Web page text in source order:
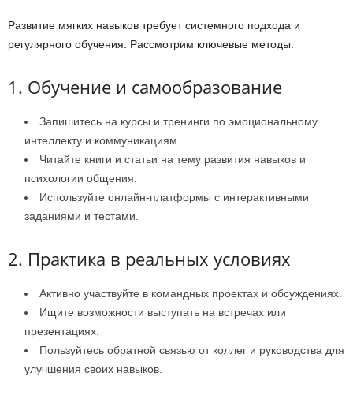
Развитие мягких навыков требует системного подхода и
регулярного обучения. Рассмотрим ключевые методы.
1. Обучение и самообразование
Запишитесь на курсы и тренинги по эмоциональному
интеллекту и коммуникациям.
Читайте книги и статьи на тему развития навыков и
психологии общения.
Используйте онлайн-платформы с интерактивными
заданиями и тестами.
2. Практика в реальных условиях
Активно участвуйте в командных проектах и обсуждениях.
Ищите возможности выступать на встречах или
презентациях.
Пользуйтесь обратной связью от коллег и руководства для
улучшения своих навыков.